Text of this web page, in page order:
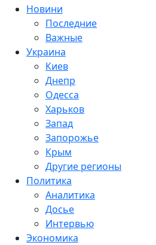
Новини
Последние
Важные
Украина
Киев
Днепр
Одесса
Харьков
Запад
Запорожье
Крым
Другие регионы
Политика
Аналитика
Досье
Интервью
Экономика